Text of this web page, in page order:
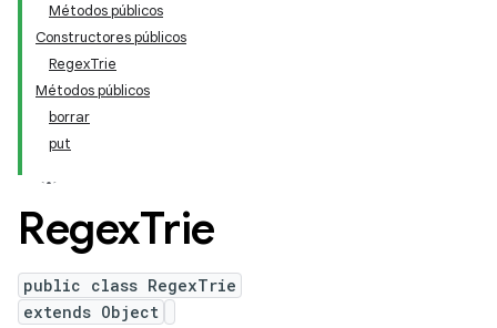
Métodos públicos
Constructores públicos
RegexTrie
Métodos públicos
borrar
put
RegexTrie
public class RegexTrie
extends Object